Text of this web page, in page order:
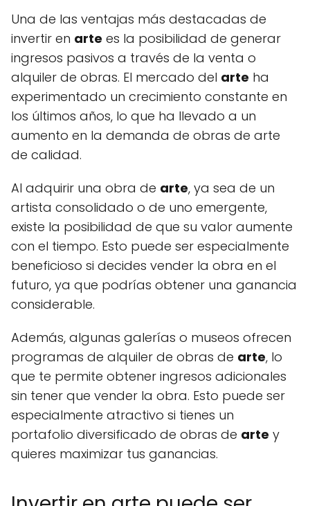
Una de las ventajas más destacadas de
invertir en arte es la posibilidad de generar
ingresos pasivos a través de la venta o
alquiler de obras. El mercado del arte ha
experimentado un crecimiento constante en
los últimos años, lo que ha llevado a un
aumento en la demanda de obras de arte
de calidad.
Al adquirir una obra de arte, ya sea de un
artista consolidado o de uno emergente,
existe la posibilidad de que su valor aumente
con el tiempo. Esto puede ser especialmente
beneficioso si decides vender la obra en el
futuro, ya que podrías obtener una ganancia
considerable.
Además, algunas galerías o museos ofrecen
programas de alquiler de obras de arte, lo
que te permite obtener ingresos adicionales
sin tener que vender la obra. Esto puede ser
especialmente atractivo si tienes un
portafolio diversificado de obras de arte y
quieres maximizar tus ganancias.